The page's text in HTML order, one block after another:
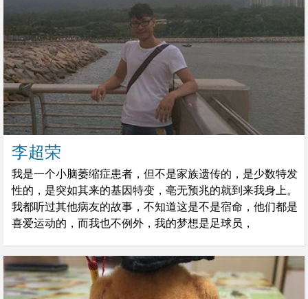
李超荣
我是一个小脑萎缩症患者，但不是家族遗传的，是少数特发
性的，是突如其来的基因特变，亳无预兆的就到来我身上。
我都听过其他病友的故事，不知道这是不是宿命，他们都是
喜爱运动的，而我也不例外，我的梦想是足球员，